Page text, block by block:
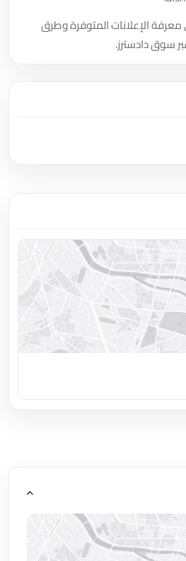
الإعلانات المتوفرة وطرق
سوق دادسترز.